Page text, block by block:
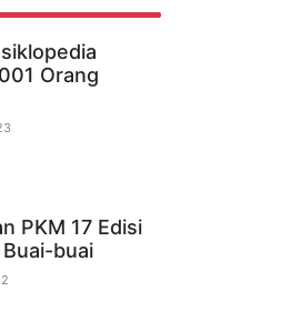
Orang
PKM 17 Edisi
buai